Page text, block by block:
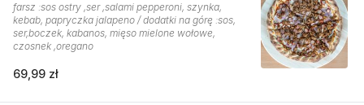
farsz :sos ostry ,ser ,salami pepperoni, szynka,
kebab, papryczka jalapeno / dodatki na górę :sos,
ser,boczek, kabanos, mięso mielone wołowe,
czosnek ,oregano
69,99 zł